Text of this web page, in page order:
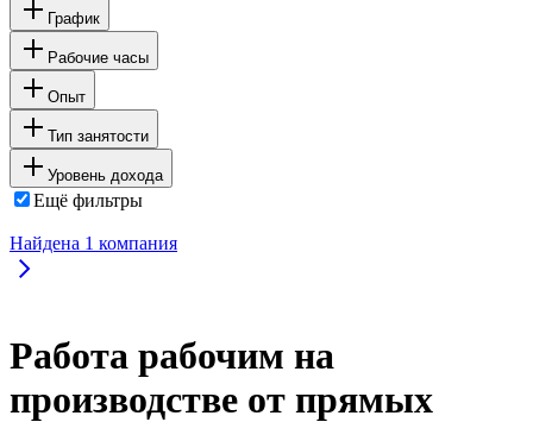
График
Рабочие часы
Опыт
Тип занятости
Уровень дохода
Ещё фильтры
Найдена 1 компания
Работа рабочим на
производстве от прямых